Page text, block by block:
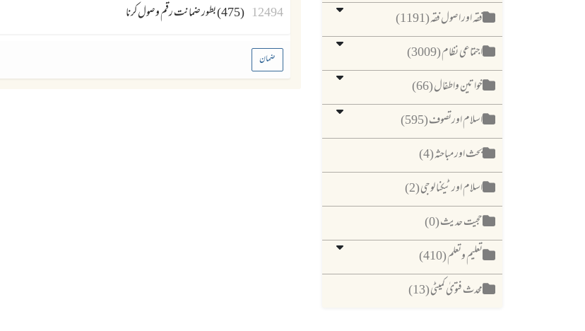
فقہ اور اصول فقہ (1191)
اجتماعی نظام (3009)
خواتین واطفال (66)
اسلام اورتصوف (595)
بحث اور مباحثہ (4)
اسلام اور ٹیکنا لوجی (2)
حجیت حدیث (0)
تعلیم وتعلم (410)
محدث فتویٰ کمیٹی (13)
12494 (475) بطور ضمانت رقم وصول کرنا
ضمان